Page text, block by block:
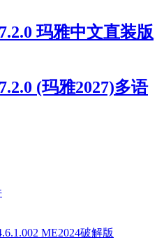
玛雅中文直装版
(玛雅2027)多语
ME2024破解版